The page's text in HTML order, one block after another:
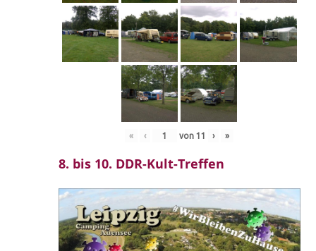
« ‹ von 11 › »
8. bis 10. DDR-Kult-Treffen